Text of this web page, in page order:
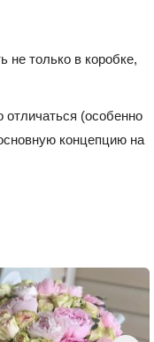
не только в коробке,
отличаться (особенно
концепцию на